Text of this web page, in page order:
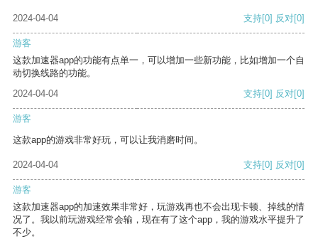
2024-04-04 支持[0] 反对[0]
游客
这款加速器app的功能有点单一，可以增加一些新功能，比如增加一个自
动切换线路的功能。
2024-04-04
支持[0] 反对[0]
游客
这款app的游戏非常好玩，可以让我消磨时间。
2024-04-04 支持[0] 反对[0]
游客
这款加速器app的加速效果非常好，玩游戏再也不会出现卡顿、掉线的情
况了。我以前玩游戏经常会输，现在有了这个app，我的游戏水平提升了
不少。